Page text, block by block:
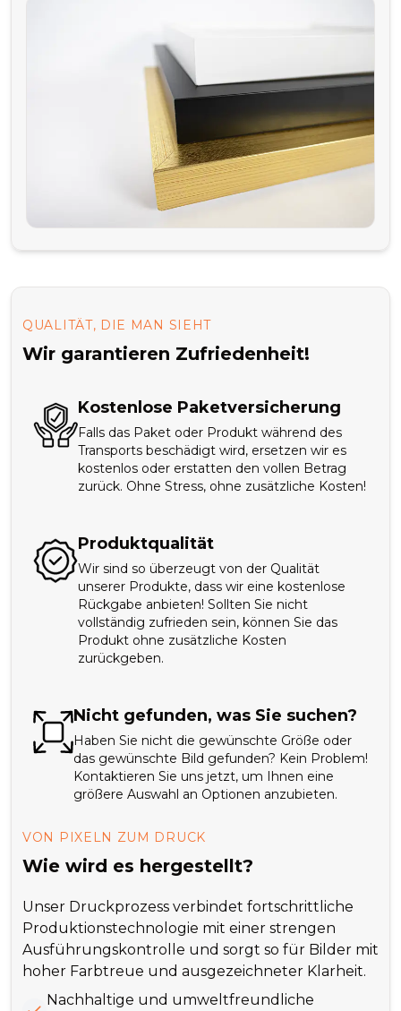
QUALITÄT, DIE MAN SIEHT
Wir garantieren Zufriedenheit!
Kostenlose Paketversicherung
Falls das Paket oder Produkt während des
Transports beschädigt wird, ersetzen wir es
kostenlos oder erstatten den vollen Betrag
zurück. Ohne Stress, ohne zusätzliche Kosten!
Produktqualität
Wir sind so überzeugt von der Qualität
unserer Produkte, dass wir eine kostenlose
Rückgabe anbieten! Sollten Sie nicht
vollständig zufrieden sein, können Sie das
Produkt ohne zusätzliche Kosten
zurückgeben.
Nicht gefunden, was Sie suchen?
Haben Sie nicht die gewünschte Größe oder
das gewünschte Bild gefunden? Kein Problem!
Kontaktieren Sie uns jetzt, um Ihnen eine
größere Auswahl an Optionen anzubieten.
VON PIXELN ZUM DRUCK
Wie wird es hergestellt?
Unser Druckprozess verbindet fortschrittliche
Produktionstechnologie mit einer strengen
Ausführungskontrolle und sorgt so für Bilder mit
hoher Farbtreue und ausgezeichneter Klarheit.
Nachhaltige und umweltfreundliche